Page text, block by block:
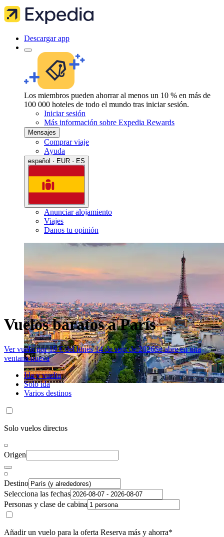
Descargar app
Los miembros pueden ahorrar al menos un 10 % en más de
100 000 hoteles de todo el mundo tras iniciar sesión.
Iniciar sesión
Más información sobre Expedia Rewards
Mensajes
Comprar viaje
Ayuda
español · EUR · ES
Anunciar alojamiento
Viajes
Danos tu opinión
Vuelos baratos a París
Ver vuelo por 19 € del lunes 14 de sept de 2026Se abre en una
ventana nueva
Ida y vuelta
Solo ida
Varios destinos
Solo vuelos directos
Origen
Destino
Selecciona las fechas
Personas y clase de cabina
Añadir un vuelo para la oferta Reserva más y ahorra*